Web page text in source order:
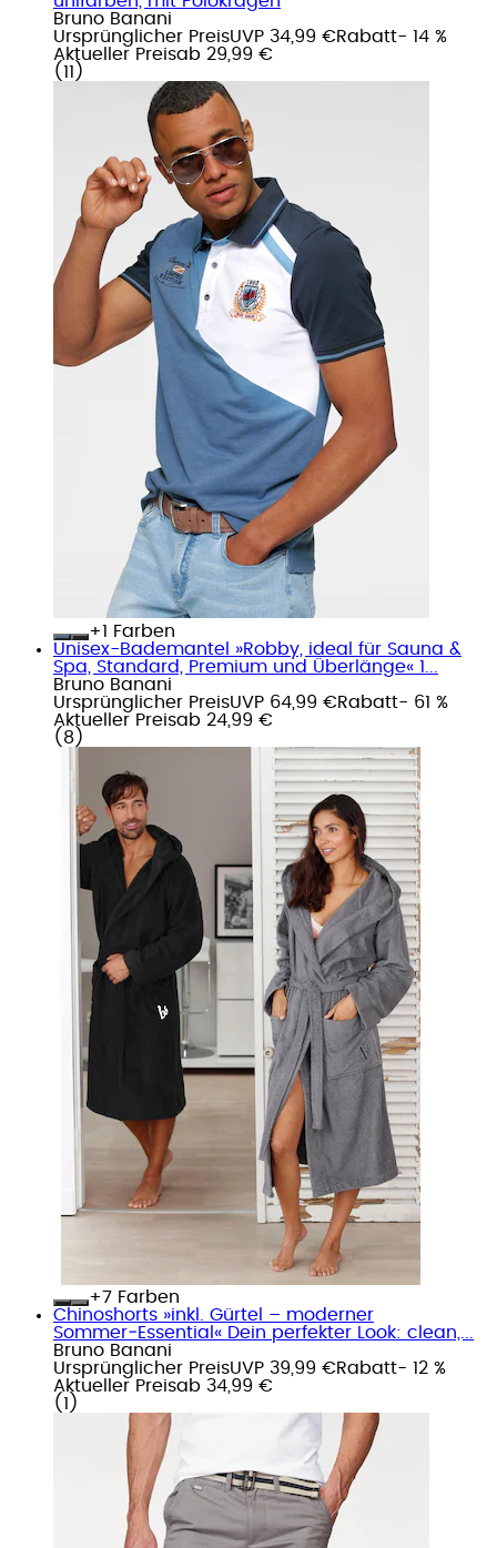
Bruno Banani
Ursprünglicher PreisUVP 34,99 €Rabatt- 14 %
Aktueller Preisab 29,99 €
( 11 )
+
Farben
Unisex-Bademantel »Robby, ideal für Sauna &
Spa, Standard, Premium und Überlänge« 1...
Bruno Banani
Ursprünglicher PreisUVP 64,99 €Rabatt- 61 %
Aktueller Preisab 24,99 €
( 8 )
+
Farben
Chinoshorts »inkl. Gürtel – moderner
Sommer‑Essential« Dein perfekter Look: clean,...
Bruno Banani
Ursprünglicher PreisUVP 39,99 €Rabatt- 12 %
Aktueller Preisab 34,99 €
( 1 )